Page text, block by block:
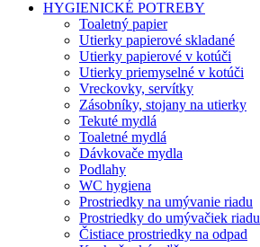
HYGIENICKÉ POTREBY
Toaletný papier
Utierky papierové skladané
Utierky papierové v kotúči
Utierky priemyselné v kotúči
Vreckovky, servítky
Zásobníky, stojany na utierky
Tekuté mydlá
Toaletné mydlá
Dávkovače mydla
Podlahy
WC hygiena
Prostriedky na umývanie riadu
Prostriedky do umývačiek riadu
Čistiace prostriedky na odpad